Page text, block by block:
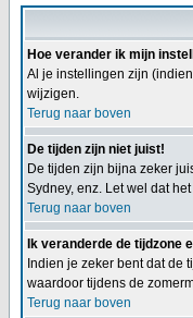
Hoe verander ik mijn
Al je instellingen zijn
wijzigen.
Terug naar boven
De tijden zijn niet juist!
De tijden zijn bijna zeker
Sydney, enz. Let wel dat
Terug naar boven
Ik veranderde de tijdzone
Indien je zeker bent dat de
waardoor tijdens de
Terug naar boven